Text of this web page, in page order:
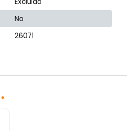
No
26071